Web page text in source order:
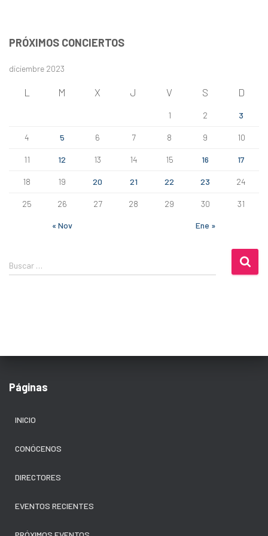
rPRÓXIMOS CONCIERTOS
diciembre 2023
L M X J V S D
« Nov Ene »
1 2 3
4 5 6 7 8 9 10
11 12 13 14 15 16 17
18 19 20 21 22 23 24
25 26 27 28 29 30 31
u
Buscar …
Páginas
INICIO
CONÓCENOS
DIRECTORES
EVENTOS RECIENTES